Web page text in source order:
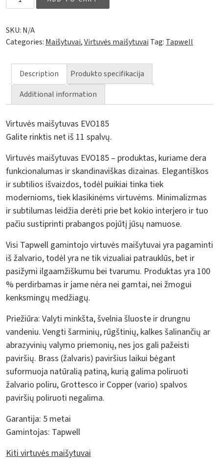
SKU: N/A
Categories: Maišytuvai,Virtuvės maišytuvai Tag: Tapwell
Description
Produkto specifikacija
Additional information
Virtuvės maišytuvas EVO185
Galite rinktis net iš 11 spalvų.
Virtuvės maišytuvas EVO185 – produktas, kuriame dera
funkcionalumas ir skandinaviškas dizainas. Elegantiškos
ir subtilios išvaizdos, todėl puikiai tinka tiek
modernioms, tiek klasikinėms virtuvėms. Minimalizmas
ir subtilumas leidžia derėti prie bet kokio interjero ir tuo
pačiu sustiprinti prabangos pojūtį jūsų namuose.
Visi Tapwell gamintojo virtuvės maišytuvai yra pagaminti
iš žalvario, todėl yra ne tik vizualiai patrauklūs, bet ir
pasižymi ilgaamžiškumu bei tvarumu. Produktas yra 100
% perdirbamas ir jame nėra nei gamtai, nei žmogui
kenksmingų medžiagų.
Priežiūra: Valyti minkšta, švelnia šluoste ir drungnu
vandeniu. Vengti šarminių, rūgštinių, kalkes šalinančių ar
abrazyvinių valymo priemonių, nes jos gali pažeisti
paviršių. Brass (žalvaris) paviršius laikui bėgant
suformuoja natūralią patiną, kurią galima poliruoti
žalvario poliru, Grottesco ir Copper (vario) spalvos
paviršių poliruoti negalima.
Garantija: 5 metai
Gamintojas: Tapwell
Kiti virtuvės maišytuvai